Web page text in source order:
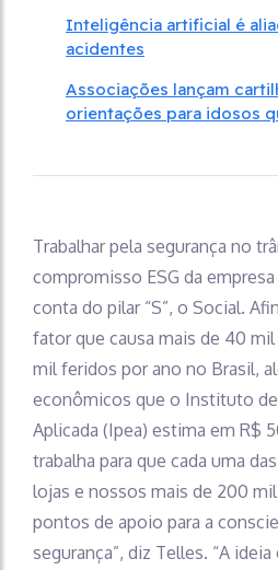
Inteligência artificial é
acidentes
Associações lançam
orientações para idosos
Trabalhar pela segurança no
compromisso ESG da
conta do pilar “S”, o Social.
fator que causa mais de 40
mil feridos por ano no Brasil,
econômicos que o Instituto
Aplicada (Ipea) estima em R$
trabalha para que cada uma
lojas e nossos mais de 200
pontos de apoio para a
segurança”, diz Telles. “A